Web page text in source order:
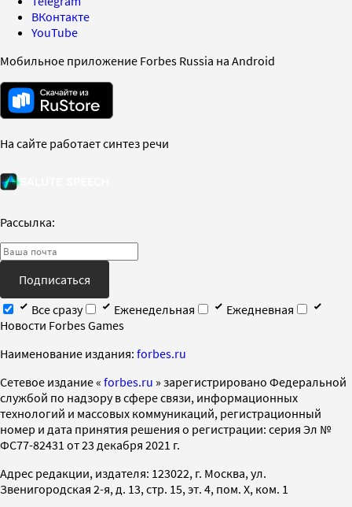
ВКонтакте
YouTube
Мобильное приложение Forbes Russia на Android
На сайте работает синтез речи
Рассылка:
Подписаться
Все сразу
Еженедельная
Ежедневная
Новости Forbes Games
Наименование издания: forbes.ru
Cетевое издание « forbes.ru » зарегистрировано Федеральной
службой по надзору в сфере связи, информационных
технологий и массовых коммуникаций, регистрационный
номер и дата принятия решения о регистрации: серия Эл №
ФС77-82431 от 23 декабря 2021 г.
Адрес редакции, издателя: 123022, г. Москва, ул.
Звенигородская 2-я, д. 13, стр. 15, эт. 4, пом. X, ком. 1